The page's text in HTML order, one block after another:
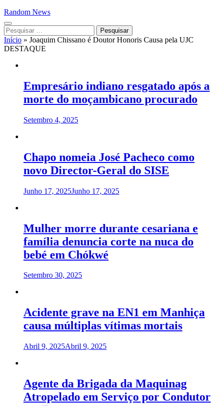
Random News
Pesquisar
por:
Início » Joaquim Chissano é Doutor Honoris Causa pela UJC
DESTAQUE
Empresário indiano resgatado após a
morte do moçambicano procurado
Setembro 4, 2025
Chapo nomeia José Pacheco como
novo Director-Geral do SISE
Junho 17, 2025Junho 17, 2025
Mulher morre durante cesariana e
família denuncia corte na nuca do
bebé em Chókwé
Setembro 30, 2025
Acidente grave na EN1 em Manhiça
causa múltiplas vítimas mortais
Abril 9, 2025Abril 9, 2025
Agente da Brigada da Maquinag
Atropelado em Serviço por Condutor